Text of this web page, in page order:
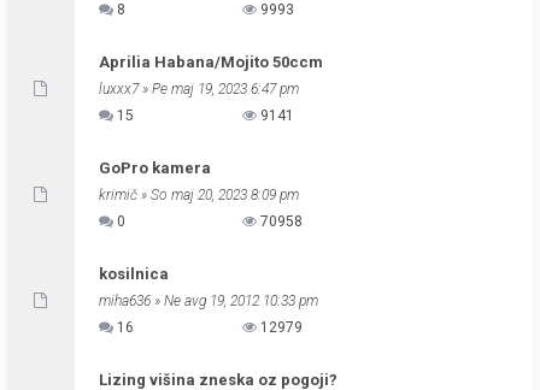
8
9993
Aprilia Habana/Mojito 50ccm
luxxx7» Pe maj 19, 2023 6:47 pm
15
9141
GoPro kamera
krimič » So maj 20, 2023 8:09 pm
0
70958
kosilnica
miha636 » Ne avg 19, 2012 10:33 pm
16
12979
Lizing višina zneska oz pogoji?